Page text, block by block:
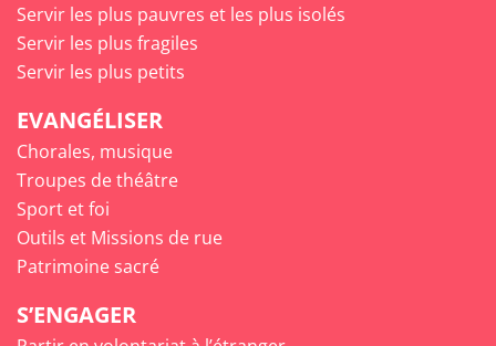
Servir les plus pauvres et les plus isolés
Servir les plus fragiles
Servir les plus petits
EVANGÉLISER
Chorales, musique
Troupes de théâtre
Sport et foi
Outils et Missions de rue
Patrimoine sacré
S’ENGAGER